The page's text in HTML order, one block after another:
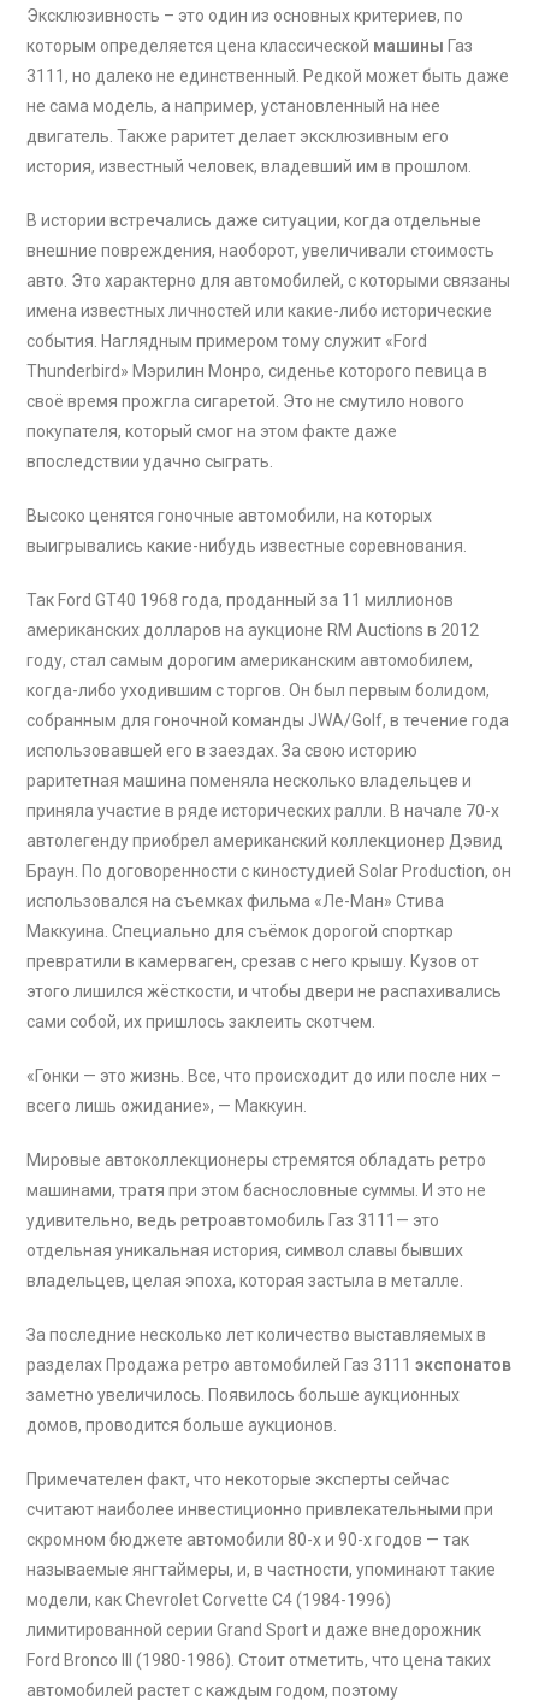
Эксклюзивность – это один из основных критериев, по
которым определяется цена классической машины Газ
3111, но далеко не единственный. Редкой может быть даже
не сама модель, а например, установленный на нее
двигатель. Также раритет делает эксклюзивным его
история, известный человек, владевший им в прошлом.
В истории встречались даже ситуации, когда отдельные
внешние повреждения, наоборот, увеличивали стоимость
авто. Это характерно для автомобилей, с которыми связаны
имена известных личностей или какие-либо исторические
события. Наглядным примером тому служит «Ford
Thunderbird» Мэрилин Монро, сиденье которого певица в
своё время прожгла сигаретой. Это не смутило нового
покупателя, который смог на этом факте даже
впоследствии удачно сыграть.
Высоко ценятся гоночные автомобили, на которых
выигрывались какие-нибудь известные соревнования.
Так Ford GT40 1968 года, проданный за 11 миллионов
американских долларов на аукционе RM Auctions в 2012
году, стал самым дорогим американским автомобилем,
когда-либо уходившим с торгов. Он был первым болидом,
собранным для гоночной команды JWA/Golf, в течение года
использовавшей его в заездах. За свою историю
раритетная машина поменяла несколько владельцев и
приняла участие в ряде исторических ралли. В начале 70-х
автолегенду приобрел американский коллекционер Дэвид
Браун. По договоренности с киностудией Solar Production, он
использовался на съемках фильма «Ле-Ман» Стива
Маккуина. Специально для съёмок дорогой спорткар
превратили в камерваген, срезав с него крышу. Кузов от
этого лишился жёсткости, и чтобы двери не распахивались
сами собой, их пришлось заклеить скотчем.
«Гонки — это жизнь. Все, что происходит до или после них –
всего лишь ожидание», — Маккуин.
Мировые автоколлекционеры стремятся обладать ретро
машинами, тратя при этом баснословные суммы. И это не
удивительно, ведь ретроавтомобиль Газ 3111— это
отдельная уникальная история, символ славы бывших
владельцев, целая эпоха, которая застыла в металле.
За последние несколько лет количество выставляемых в
разделах Продажа ретро автомобилей Газ 3111экспонатов
заметно увеличилось. Появилось больше аукционных
домов, проводится больше аукционов.
Примечателен факт, что некоторые эксперты сейчас
считают наиболее инвестиционно привлекательными при
скромном бюджете автомобили 80-х и 90-х годов — так
называемые янгтаймеры, и, в частности, упоминают такие
модели, как Chevrolet Corvette C4 (1984-1996)
лимитированной серии Grand Sport и даже внедорожник
Ford Bronco III (1980-1986). Стоит отметить, что цена таких
автомобилей растет с каждым годом, поэтому